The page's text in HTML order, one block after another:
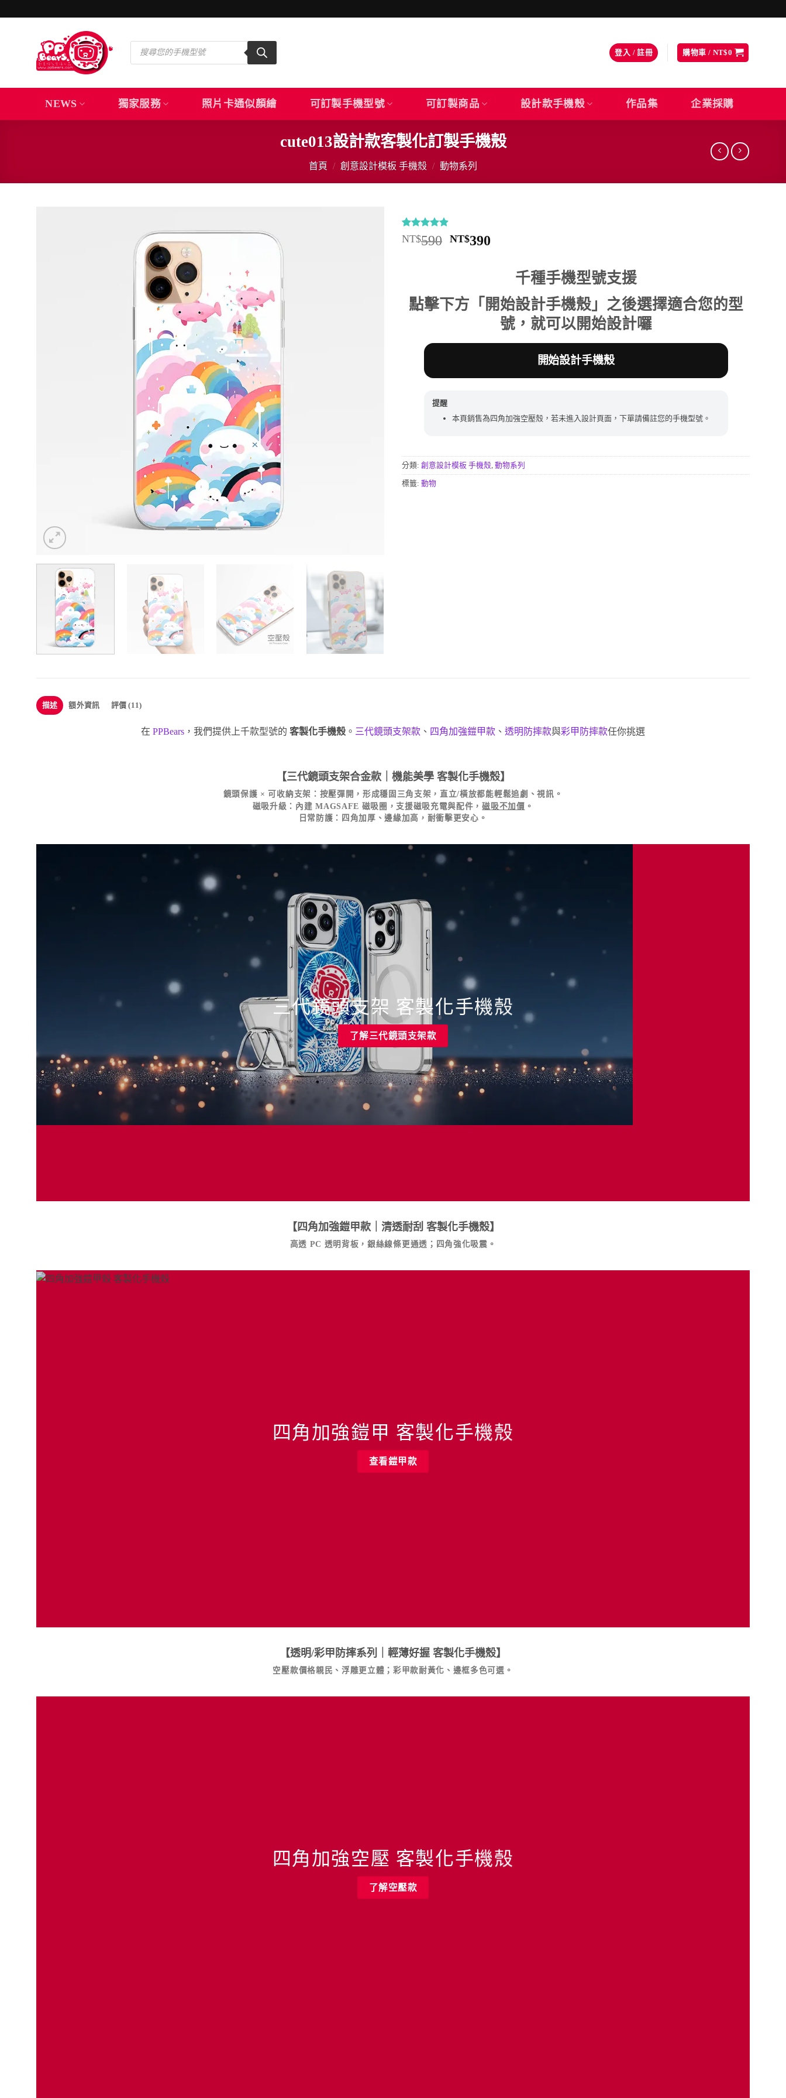
Products
search
登入 / 註冊 購物車 / NT$0
NEWS 獨家服務 照片卡通似顏繪 可訂製手機型號 可訂製商品 設計款手機殼 作品集 企業採購
cute013設計款客製化訂製手機殼
首頁 / 創意設計模板 手機殼 / 動物系列
評分4.91
/ 5，已有
11
NT$590 原
NT$590。
NT$390
格：
NT$390。
千種手機型號支援
點擊下方「開始設計手機殼」之後選擇適合您的型
號，就可以開始設計囉
開始設計手機殼
提醒
本頁銷售為四角加強空壓殼，若未進入設計頁面，下單請備註您的手機型號。
分類: 創意設計模板 手機殼, 動物系列
標籤: 動物
描述 額外資訊 評價 (11)
在 PPBears ，我們提供上千款型號的 客製化手機殼 。 三代鏡頭支架款 、 四角加強鎧甲款 、 透明防摔款與彩甲防摔款任你挑選
【三代鏡頭支架合金款｜機能美學 客製化手機殼】
鏡頭保護 × 可收納支架 ：按壓彈開，形成穩固三角支架，直立/橫放都能輕鬆追劇、視訊。
磁吸升級 ：內建 MAGSAFE 磁吸圈，支援磁吸充電與配件，磁吸不加價 。
日常防護 ：四角加厚、邊緣加高，耐衝擊更安心。
三代鏡頭支架 客製化手機殼
了解三代鏡頭支架款
【四角加強鎧甲款｜清透耐刮 客製化手機殼】
高透 PC 透明背板，銀絲線條更通透；四角強化吸震。
四角加強鎧甲 客製化手機殼
查看鎧甲款
【透明/彩甲防摔系列｜輕薄好握 客製化手機殼】
空壓款價格親民、浮雕更立體；彩甲款耐黃化、邊框多色可選。
四角加強空壓 客製化手機殼
了解空壓款